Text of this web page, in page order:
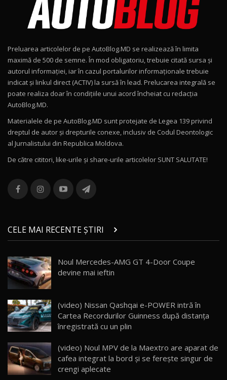
Noul Geely EX2 / Test Drive AutoBlog.MD
15:22
Mercedes-AMG E 53 HYBRID 4MATIC+ / Test
Drive AutoBlog.MD
16:27
11
Noul Volvo ES90 / Test Drive AutoBlog.MD
12
Noul MG HS / Test Drive AutoBlog.MD
16:48
13
combină aventura cu luxul / AutoBlog.MD
36:08
chinez care face lumea să se întoarcă după el
/ AutoBlog.MD
17:27
15 14:37
16
AutoBlogMD
13:10
17 20:06
Va fi modelul nr.1 BYD în Moldova? BYD Seal U
Preluarea articolelor de pe AutoBlog.MD se realizează în limita
maximă de 500 de semne. În mod obligatoriu, trebuie citată sursa și
autorul informației, iar în cazul portalurilor informaționale trebuie
indicat și linkul direct (ACTIV) la sursă în lead. Prelucarea integrală se
poate realiza doar în condițiile unui acord încheiat cu redacţia
AutoBlog.MD.
Materialele de pe AutoBlog.MD sunt protejate de Legea 139 privind
dreptul de autor și drepturile conexe, inclusiv de Codul Deontologic
al Jurnalistului din Republica Moldova.
De către cititori, like-urile şi share-urile articolelor SUNT SALUTATE!
CELE MAI RECENTE ȘTIRI
Noul Mercedes-AMG GT 4-Door Coupe
devine mai ieftin
(video) Nissan Qashqai e-POWER intră în
Cartea Recordurilor Guinness după distanța
înregistrată cu un plin
(video) Noul MPV de la Maextro are aparat de
cafea integrat la bord și se ferește singur de
crengi aplecate